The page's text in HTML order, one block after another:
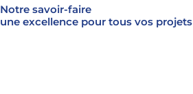
Notre savoir-faire
une excellence pour tous vos projets